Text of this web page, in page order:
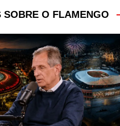
SOBRE O FLAMENGO